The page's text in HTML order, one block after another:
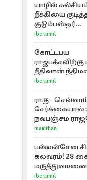
யாழில்
நீக்கியை
குடும்பஸ்தர்
உயிர்மாய்ப்பு!
ibc tamil
கோட்டபய
ராஜபக்சவிற்கு
நீதிவான்
பிறப்பித்த
உத்தரவு!
ibc tamil
ராகு -
சேர்க்கையால்
நவபஞ்சம
அதிர்ஷ்டம்
ராசிகள்!
manithan
பல்லன்சேன
கலவரம்! 28
அனுமதி
ibc tamil